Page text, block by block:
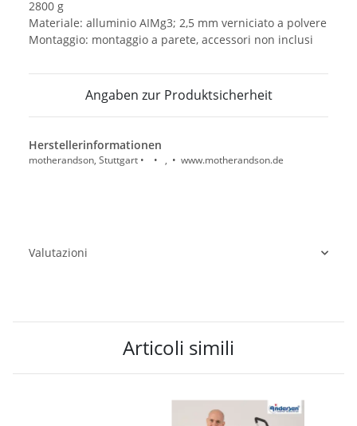
2800 g
Materiale: alluminio AIMg3; 2,5 mm verniciato a polvere
Montaggio: montaggio a parete, accessori non inclusi
Angaben zur Produktsicherheit
Herstellerinformationen
motherandson, Stuttgart • • , • www.motherandson.de
Valutazioni
Articoli simili